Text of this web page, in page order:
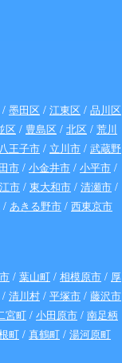
/ 墨田区 / 江東区 / 品川区
区 / 豊島区 / 北区 / 荒川
八王子市 / 立川市 / 武蔵野
市 / 小金井市 / 小平市 /
市 / 東大和市 / 清瀬市 /
/ あきる野市 / 西東京市
/ 葉山町 / 相模原市 / 厚
/ 清川村 / 平塚市 / 藤沢市
宮町 / 小田原市 / 南足柄
町 / 真鶴町 / 湯河原町